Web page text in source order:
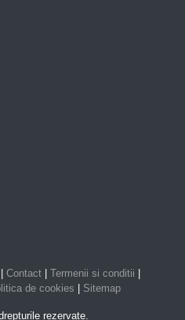
| Contact | Termenii si conditii |
de cookies | Sitemap
rezervate.